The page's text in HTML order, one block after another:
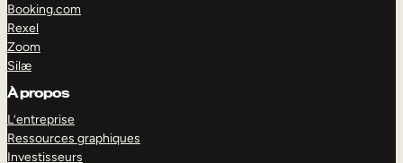
Booking.com
Rexel
Zoom
Silæ
À propos
L’entreprise
Ressources graphiques
Investisseurs